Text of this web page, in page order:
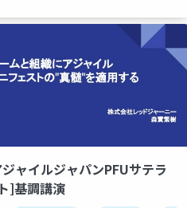
ャイルジャパンPFUサテラ
]基調講演